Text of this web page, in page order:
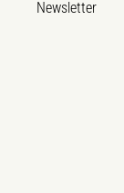
Newsletter